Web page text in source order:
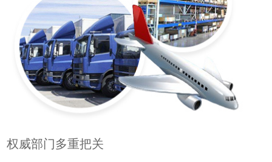
权威部门多重把关